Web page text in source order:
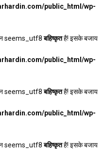
public_html/wp-
seems_utf8बहिष्कृतहै! इसके बजाय
public_html/wp-
seems_utf8बहिष्कृतहै! इसके बजाय
public_html/wp-
seems_utf8बहिष्कृतहै! इसके बजाय